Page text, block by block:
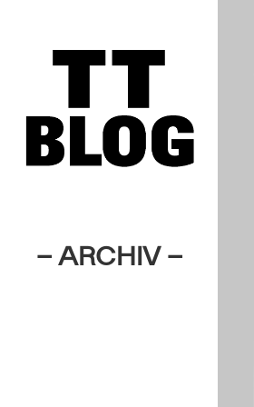
– ARCHIV –